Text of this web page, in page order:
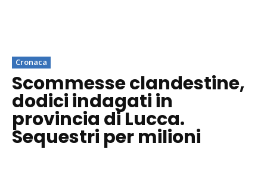
Cronaca
Scommesse clandestine,
dodici indagati in
provincia di Lucca.
Sequestri per milioni